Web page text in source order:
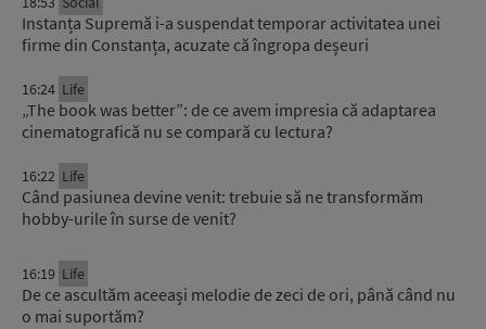
Instanța Supremă i-a suspendat temporar activitatea unei
firme din Constanța, acuzate că îngropa deșeuri
16:24 Life
„The book was better”: de ce avem impresia că adaptarea
cinematografică nu se compară cu lectura?
16:22 Life
Când pasiunea devine venit: trebuie să ne transformăm
hobby-urile în surse de venit?
16:19 Life
De ce ascultăm aceeași melodie de zeci de ori, până când nu
o mai suportăm?